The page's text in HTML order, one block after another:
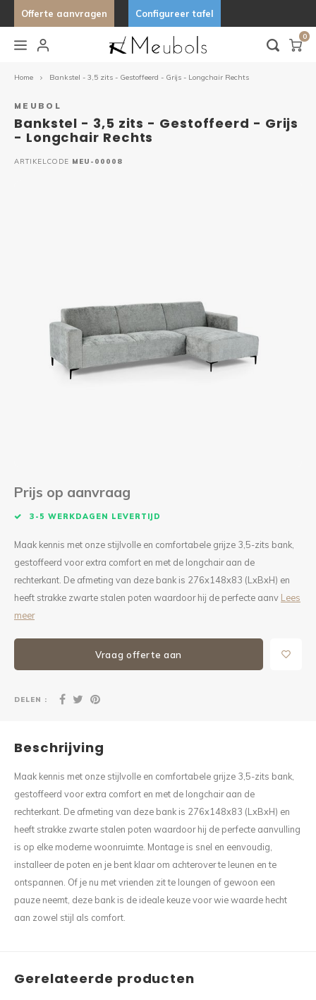
Stoelen
Barkrukken
Tafels
Bijzettafels
Lampen & Verlichting
Hanglampen
Keukens & Buitenkeukens
Buitenkeukens
Offerte aanvragen Configureer tafel
0
Home Bankstel - 3,5 zits - Gestoffeerd - Grijs - Longchair Rechts
MEUBOL
Bankstel - 3,5 zits - Gestoffeerd - Grijs
- Longchair Rechts
ARTIKELCODE MEU-00008
Prijs op aanvraag
3-5 WERKDAGEN LEVERTIJD
Maak kennis met onze stijlvolle en comfortabele grijze 3,5-zits bank,
gestoffeerd voor extra comfort en met de longchair aan de
rechterkant. De afmeting van deze bank is 276x148x83 (LxBxH) en
heeft strakke zwarte stalen poten waardoor hij de perfecte aanv Lees
meer
Vraag offerte aan
DELEN :
Beschrijving
Maak kennis met onze stijlvolle en comfortabele grijze 3,5-zits bank,
gestoffeerd voor extra comfort en met de longchair aan de
rechterkant. De afmeting van deze bank is 276x148x83 (LxBxH) en
heeft strakke zwarte stalen poten waardoor hij de perfecte aanvulling
is op elke moderne woonruimte. Montage is snel en eenvoudig,
installeer de poten en je bent klaar om achterover te leunen en te
ontspannen. Of je nu met vrienden zit te loungen of gewoon een
pauze neemt, deze bank is de ideale keuze voor wie waarde hecht
aan zowel stijl als comfort.
Gerelateerde producten